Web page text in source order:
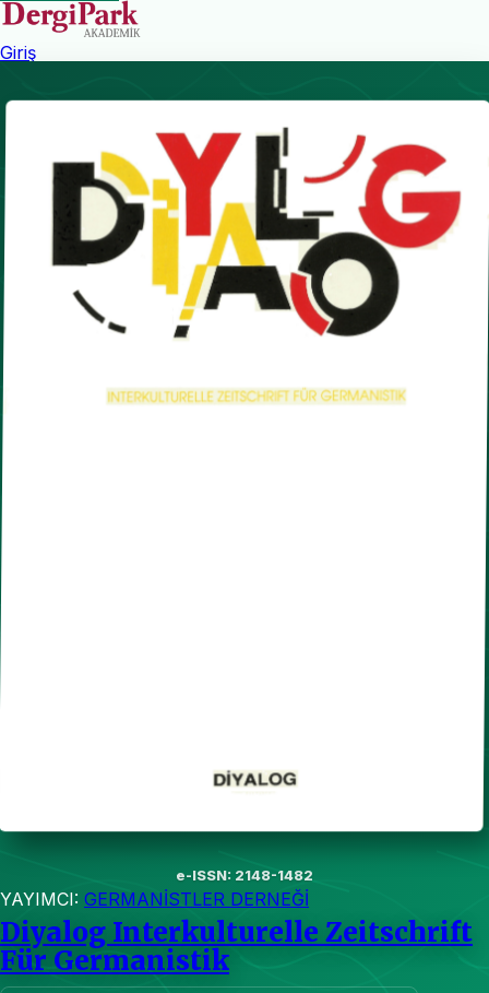
Giriş
e-ISSN: 2148-1482
YAYIMCI: GERMANİSTLER DERNEĞİ
Diyalog Interkulturelle Zeitschrift
Für Germanistik